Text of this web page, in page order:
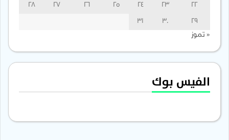
22
23
24
25
26
27
28
29
30
31
« تموز
الفيس بوك